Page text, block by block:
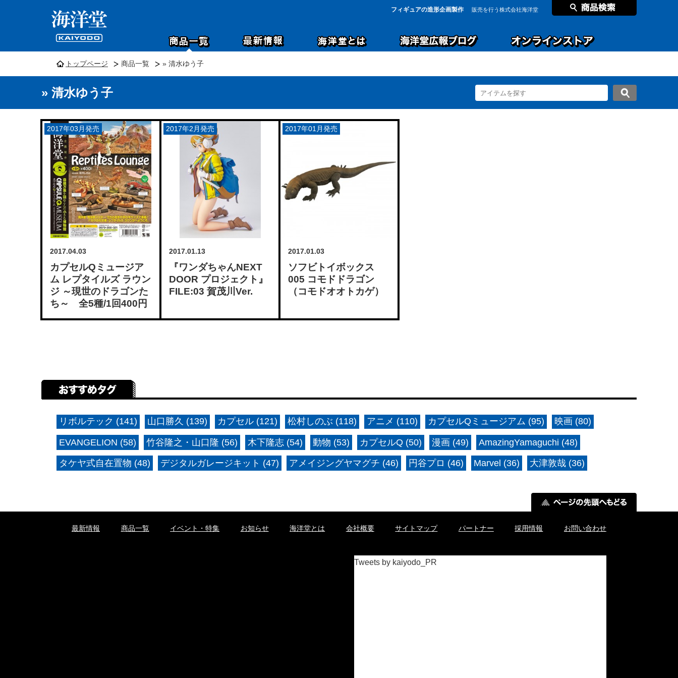
フィギュアの造形企画製作 販売を行う株式会社海洋堂
トップページ 商品一覧 » 清水ゆう子
» 清水ゆう子
2017.04.03
カプセルQミュージア
ム レプタイルズ ラウン
ジ ～現世のドラゴンた
ち～ 全5種/1回400円
2017年03月発売
2017.01.13
『ワンダちゃんNEXT
DOOR プロジェクト』
FILE:03 賀茂川Ver.
2017年2月発売
2017.01.03
ソフビトイボックス
005 コモドドラゴン
（コモドオオトカゲ）
2017年01月発売
リボルテック (141) 山口勝久 (139) カプセル (121) 松村しのぶ (118) アニメ (110) カプセルQミュージアム (95) 映画 (80)
EVANGELION (58) 竹谷隆之・山口隆 (56) 木下隆志 (54) 動物 (53) カプセルQ (50) 漫画 (49) AmazingYamaguchi (48)
タケヤ式自在置物 (48) デジタルガレージキット (47) アメイジングヤマグチ (46) 円谷プロ (46) Marvel (36) 大津敦哉 (36)
最新情報 商品一覧 イベント・特集 お知らせ 海洋堂とは 会社概要 サイトマップ パートナー 採用情報 お問い合わせ
Tweets by kaiyodo_PR